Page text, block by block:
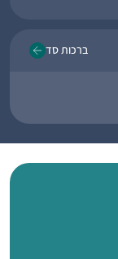
ברכות סד